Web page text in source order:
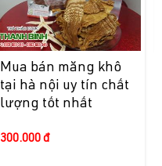
Mua bán măng khô
tại hà nội uy tín chất
lượng tốt nhất
300.000 đ